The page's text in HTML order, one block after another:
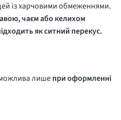
із харчовими обмеженнями.
чаєм або келихом
як ситний перекус.
лишепри оформленні